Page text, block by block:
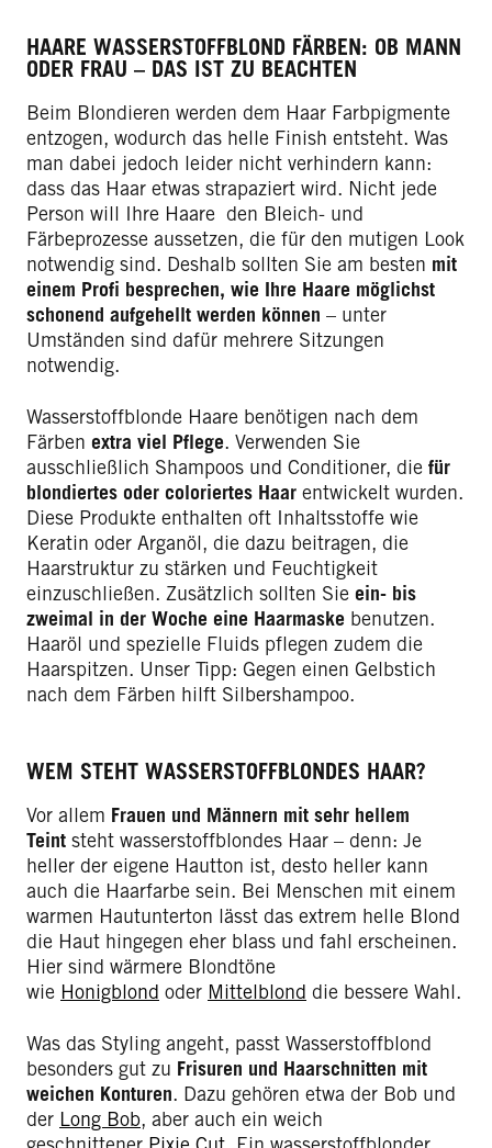
HAARE WASSERSTOFFBLOND FÄRBEN: OB MANN
ODER FRAU – DAS IST ZU BEACHTEN
Beim Blondieren werden dem Haar Farbpigmente
entzogen, wodurch das helle Finish entsteht. Was
man dabei jedoch leider nicht verhindern kann:
dass das Haar etwas strapaziert wird. Nicht jede
Person will Ihre Haare den Bleich- und
Färbeprozesse aussetzen, die für den mutigen Look
notwendig sind. Deshalb sollten Sie am besten mit
einem Profi besprechen, wie Ihre Haare möglichst
schonend aufgehellt werden können – unter
Umständen sind dafür mehrere Sitzungen
notwendig.
Wasserstoffblonde Haare benötigen nach dem
Färben extra viel Pflege. Verwenden Sie
ausschließlich Shampoos und Conditioner, die für
blondiertes oder coloriertes Haar entwickelt wurden.
Diese Produkte enthalten oft Inhaltsstoffe wie
Keratin oder Arganöl, die dazu beitragen, die
Haarstruktur zu stärken und Feuchtigkeit
einzuschließen. Zusätzlich sollten Sie ein- bis
zweimal in der Woche eine Haarmaske benutzen.
Haaröl und spezielle Fluids pflegen zudem die
Haarspitzen. Unser Tipp: Gegen einen Gelbstich
nach dem Färben hilft Silbershampoo.
WEM STEHT WASSERSTOFFBLONDES HAAR?
Vor allem Frauen und Männern mit sehr hellem
Teint steht wasserstoffblondes Haar – denn: Je
heller der eigene Hautton ist, desto heller kann
auch die Haarfarbe sein. Bei Menschen mit einem
warmen Hautunterton lässt das extrem helle Blond
die Haut hingegen eher blass und fahl erscheinen.
Hier sind wärmere Blondtöne
wie Honigblond oder Mittelblond die bessere Wahl.
Was das Styling angeht, passt Wasserstoffblond
besonders gut zu Frisuren und Haarschnitten mit
weichen Konturen. Dazu gehören etwa der Bob und
der Long Bob, aber auch ein weich